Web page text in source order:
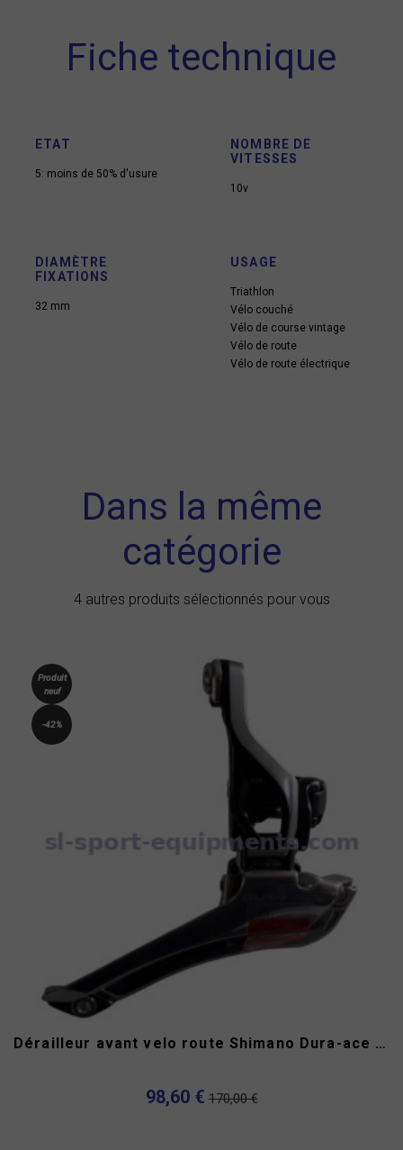
Fiche technique
ETAT
5: moins de 50% d'usure
NOMBRE DE
VITESSES
10v
DIAMÈTRE
FIXATIONS
32 mm
USAGE
Triathlon
Vélo couché
Vélo de course vintage
Vélo de route
Vélo de route électrique
Dans la même
catégorie
4 autres produits sélectionnés pour vous
Produit
neuf
-42%
Dérailleur avant velo route Shimano Dura-ace FD-9000-B 2x11v
98,60 € 170,00 €